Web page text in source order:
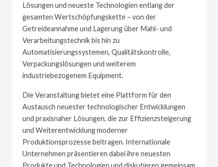
Lösungen und neueste Technologien entlang der
gesamten Wertschöpfungskette – von der
Getreideannahme und Lagerung über Mahl- und
Verarbeitungstechnik bis hin zu
Automatisierungssystemen, Qualitätskontrolle,
Verpackungslösungen und weiterem
industriebezogenem Equipment.
Die Veranstaltung bietet eine Plattform für den
Austausch neuester technologischer Entwicklungen
und praxisnaher Lösungen, die zur Effizienzsteigerung
und Weiterentwicklung moderner
Produktionsprozesse beitragen. Internationale
Unternehmen präsentieren dabei ihre neuesten
Produkte und Technologien und diskutieren gemeinsam